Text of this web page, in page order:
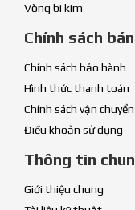
Vòng bi kim
Chính sách
Chính sách bảo hành
Hình thức thanh toán
Chính sách vận chuyển
Điều khoản sử dụng
Thông tin
Giới thiệu chung